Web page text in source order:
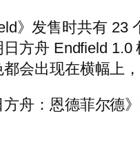
》发售时共有
方舟 Endfield
会出现在横幅上，
舟：恩德菲尔德